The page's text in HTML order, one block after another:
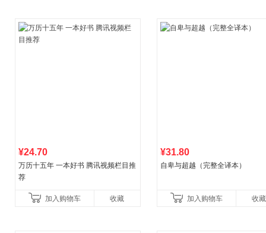
¥24.70
万历十五年 一本好书 腾讯视频栏目推
荐
加入购物车 收藏
¥31.80
自卑与超越（完整全译本）
加入购物车 收藏